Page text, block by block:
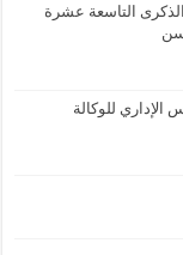
التاسعة عشرة
للوكالة